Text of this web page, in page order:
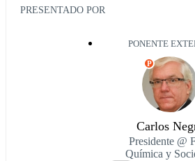
PRESENTADO POR
PONENTE
P
Carlos
Presidente @
Química y